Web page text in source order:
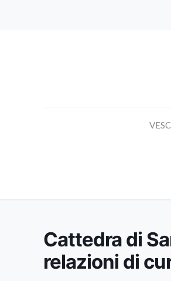
Cattedra di
relazioni di